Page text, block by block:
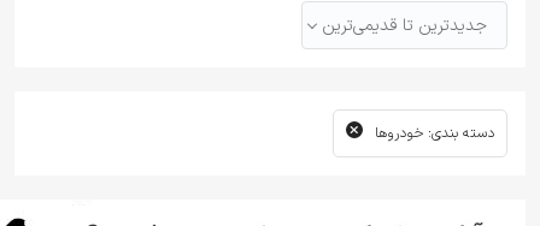
جدیدترین تا قدیمی‌ترین
دسته بندی: خودروها